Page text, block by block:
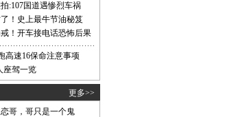
:107国道遇惨烈车祸
！史上最牛节油秘笈
！开车接电话恐怖后果
高速16保命注意事项
座驾一览
更多>>
哥，哥只是一个鬼